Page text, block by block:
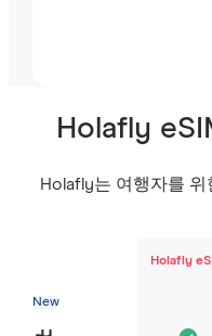
Holafly
Holafly는 여행자를 위
Holafly
New